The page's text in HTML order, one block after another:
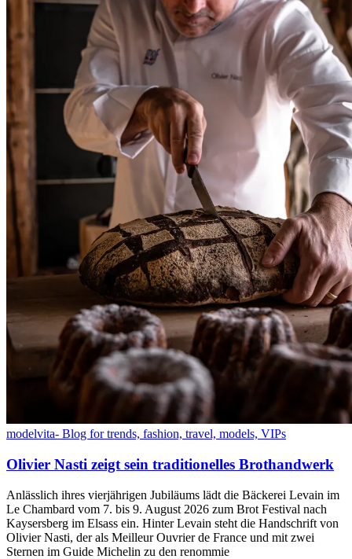
modelvita- Blog for trends, fashion, travel, models, VIPs
Olivier Nasti zeigt sein traditionelles Brothandwerk
Anlässlich ihres vierjährigen Jubiläums lädt die Bäckerei Levain im
Le Chambard vom 7. bis 9. August 2026 zum Brot Festival nach
Kaysersberg im Elsass ein. Hinter Levain steht die Handschrift von
Olivier Nasti, der als Meilleur Ouvrier de France und mit zwei
Sternen im Guide Michelin zu den renommie